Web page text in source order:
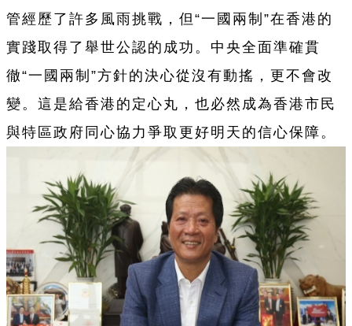
管經歷了許多風雨挑戰，但“一國兩制”在香港的
實踐取得了舉世公認的成功。中央全面準確貫
徹“一國兩制”方針的決心從沒有動搖，更不會改
變。這是給香港的定心丸，也必然成為香港市民
與特區政府同心協力爭取更好明天的信心保障。